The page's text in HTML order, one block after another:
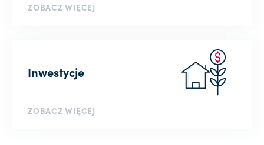
ZOBACZ WIĘCEJ
Inwestycje
ZOBACZ WIĘCEJ